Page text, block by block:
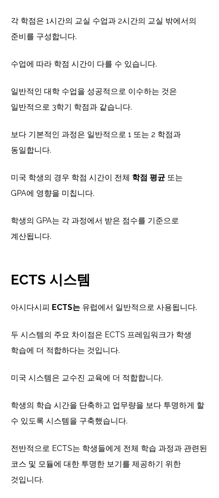
각 학점은 1시간의 교실 수업과 2시간의 교실 밖에서의
준비를 구성합니다.
수업에 따라 학점 시간이 다를 수 있습니다.
일반적인 대학 수업을 성공적으로 이수하는 것은
일반적으로 3학기 학점과 같습니다.
보다 기본적인 과정은 일반적으로 1 또는 2 학점과
동일합니다.
미국 학생의 경우 학점 시간이 전체 학점 평균 또는
GPA에 영향을 미칩니다.
학생의 GPA는 각 과정에서 받은 점수를 기준으로
계산됩니다.
ECTS 시스템
아시다시피 ECTS는 유럽에서 일반적으로 사용됩니다.
두 시스템의 주요 차이점은 ECTS 프레임워크가 학생
학습에 더 적합하다는 것입니다.
미국 시스템은 교수진 교육에 더 적합합니다.
학생의 학습 시간을 단축하고 업무량을 보다 투명하게 할
수 있도록 시스템을 구축했습니다.
전반적으로 ECTS는 학생들에게 전체 학습 과정과 관련된
코스 및 모듈에 대한 투명한 보기를 제공하기 위한
것입니다.